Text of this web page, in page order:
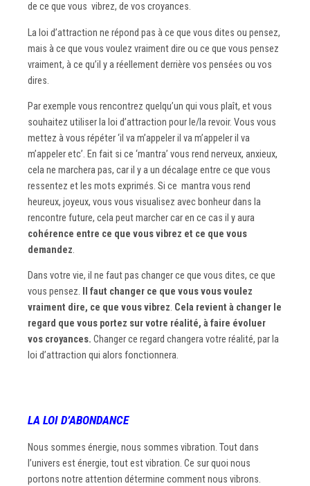
de ce que vous vibrez, de vos croyances.
La loi d’attraction ne répond pas à ce que vous dites ou pensez,
mais à ce que vous voulez vraiment dire ou ce que vous pensez
vraiment, à ce qu’il y a réellement derrière vos pensées ou vos
dires.
Par exemple vous rencontrez quelqu’un qui vous plaît, et vous
souhaitez utiliser la loi d’attraction pour le/la revoir. Vous vous
mettez à vous répéter ‘il va m’appeler il va m’appeler il va
m’appeler etc’. En fait si ce ‘mantra’ vous rend nerveux, anxieux,
cela ne marchera pas, car il y a un décalage entre ce que vous
ressentez et les mots exprimés. Si ce mantra vous rend
heureux, joyeux, vous vous visualisez avec bonheur dans la
rencontre future, cela peut marcher car en ce cas il y aura
cohérence entre ce que vous vibrez et ce que vous
demandez.
Dans votre vie, il ne faut pas changer ce que vous dites, ce que
vous pensez. Il faut changer ce que vous vous voulez
vraiment dire, ce que vous vibrez. Cela revient à changer le
regard que vous portez sur votre réalité, à faire évoluer
vos croyances. Changer ce regard changera votre réalité, par la
loi d’attraction qui alors fonctionnera.
LA LOI D’ABONDANCE
Nous sommes énergie, nous sommes vibration. Tout dans
l’univers est énergie, tout est vibration. Ce sur quoi nous
portons notre attention détermine comment nous vibrons.